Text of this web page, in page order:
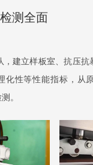
检测全面
建立样板室、抗压抗
化性等性能指标，从
。